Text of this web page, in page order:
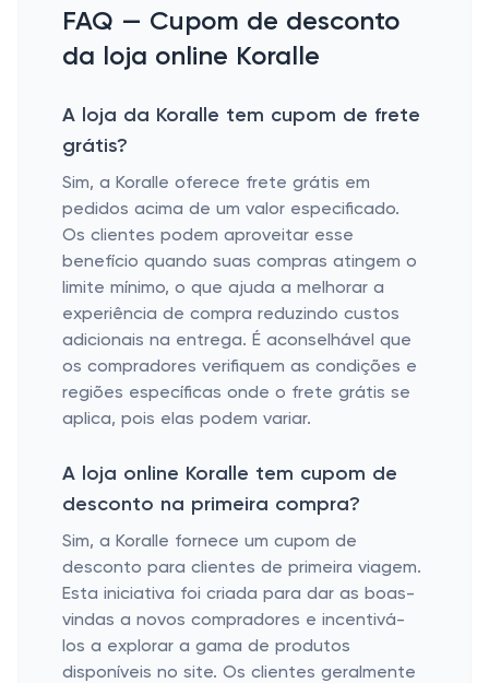
FAQ — Cupom de desconto
da loja online Koralle
A loja da Koralle tem cupom de frete
grátis?
Sim, a Koralle oferece frete grátis em
pedidos acima de um valor especificado.
Os clientes podem aproveitar esse
benefício quando suas compras atingem o
limite mínimo, o que ajuda a melhorar a
experiência de compra reduzindo custos
adicionais na entrega. É aconselhável que
os compradores verifiquem as condições e
regiões específicas onde o frete grátis se
aplica, pois elas podem variar.
A loja online Koralle tem cupom de
desconto na primeira compra?
Sim, a Koralle fornece um cupom de
desconto para clientes de primeira viagem.
Esta iniciativa foi criada para dar as boas-
vindas a novos compradores e incentivá-
los a explorar a gama de produtos
disponíveis no site. Os clientes geralmente